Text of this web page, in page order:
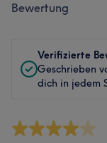
Bewertung
Verifizierte
Geschrieben
dich in jedem